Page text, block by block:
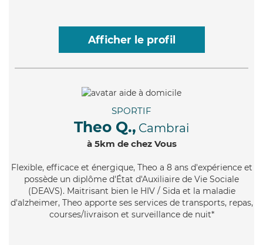
Afficher le profil
SPORTIF
Theo Q., Cambrai
à 5km de chez Vous
Flexible, efficace et énergique, Theo a 8 ans d'expérience et
possède un diplôme d'État d'Auxiliaire de Vie Sociale
(DEAVS). Maitrisant bien le HIV / Sida et la maladie
d'alzheimer, Theo apporte ses services de transports, repas,
courses/livraison et surveillance de nuit*